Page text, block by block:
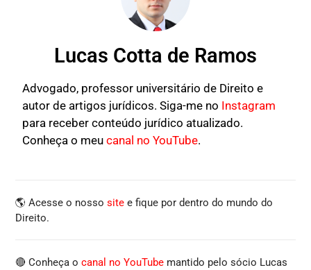
Lucas Cotta de Ramos
Advogado, professor universitário de Direito e
autor de artigos jurídicos. Siga-me no Instagram
para receber conteúdo jurídico atualizado.
Conheça o meucanal no YouTube.
🌎 Acesse o nossosite e fique por dentro do mundo do
Direito.
🔴 Conheça ocanal no YouTube mantido pelo sócio Lucas